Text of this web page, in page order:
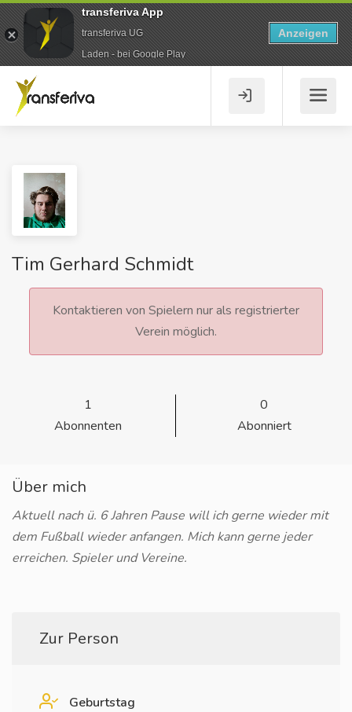
Tim Gerhard Schmidt
Kontaktieren von Spielern nur als registrierter
Verein möglich.
1
Abonnenten
0
Abonniert
Über mich
Aktuell nach ü. 6 Jahren Pause will ich gerne wieder mit
dem Fußball wieder anfangen. Mich kann gerne jeder
erreichen. Spieler und Vereine.
Zur Person
Geburtstag
transferiva App
transferiva UG
Laden - bei Google Play
Anzeigen